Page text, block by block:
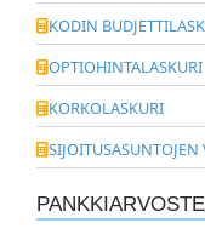
KODIN
OPTIOHINTALASKURI
KORKOLASKURI